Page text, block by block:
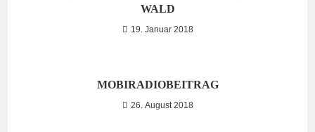
WALD
19. Januar 2018
MOBIRADIOBEITRAG
26. August 2018